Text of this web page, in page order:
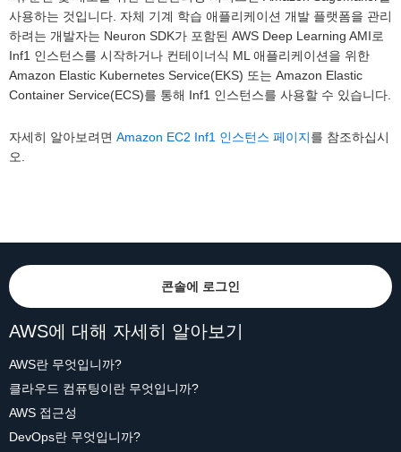
사용하는 것입니다. 자체 기계 학습 애플리케이션 개발 플랫폼을 관리
하려는 개발자는 Neuron SDK가 포함된 AWS Deep Learning AMI로
Inf1 인스턴스를 시작하거나 컨테이너식 ML 애플리케이션을 위한
Amazon Elastic Kubernetes Service(EKS) 또는 Amazon Elastic
Container Service(ECS)를 통해 Inf1 인스턴스를 사용할 수 있습니다.
자세히 알아보려면 Amazon EC2 Inf1 인스턴스 페이지를 참조하십시
오.
콘솔에 로그인
AWS에 대해 자세히 알아보기
AWS란 무엇입니까?
클라우드 컴퓨팅이란 무엇입니까?
AWS 접근성
DevOps란 무엇입니까?